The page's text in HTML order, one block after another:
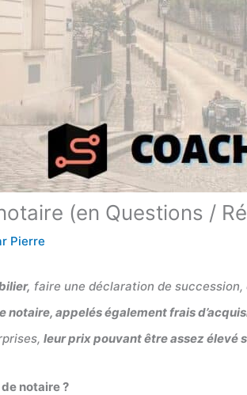
(en Questions /
Pierre
faire une déclaration de
notaire, appelés également frais
leur prix pouvant être assez élevé
notaire ?